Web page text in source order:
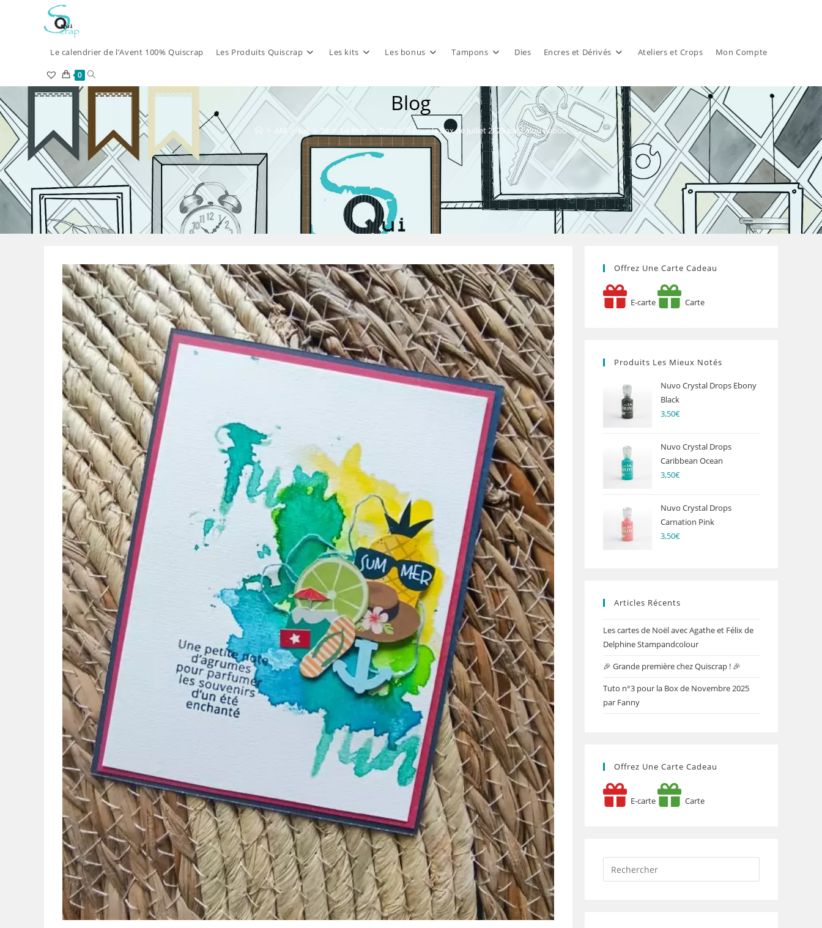
Le calendrier de l’Avent 100% Quiscrap Les Produits Quiscrap Les kits Les bonus Tampons Dies Encres et Dérivés Ateliers et Crops Mon Compte
0 Toggle
website
search
Blog
> AM > Juil 26 > Le Blog > Tuto n°5 pour la Box de Juillet 2025 par Lalou Babou
Offrez Une Carte Cadeau
E-carte Carte
Produits Les Mieux Notés
Nuvo Crystal Drops Ebony
Black
3,50€
Nuvo Crystal Drops
Caribbean Ocean
3,50€
Nuvo Crystal Drops
Carnation Pink
3,50€
Articles Récents
Les cartes de Noël avec Agathe et Félix de
Delphine Stampandcolour
🎉 Grande première chez Quiscrap ! 🎉
Tuto n°3 pour la Box de Novembre 2025
par Fanny
Offrez Une Carte Cadeau
E-carte Carte